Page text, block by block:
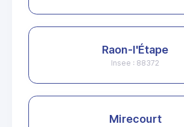
Raon-l'Étape
Insee : 88372
Mirecourt